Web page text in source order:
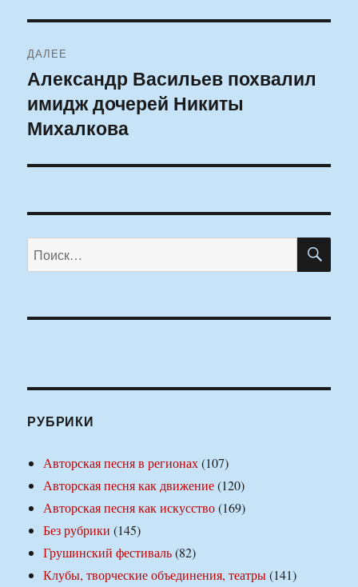
ДАЛЕЕ
Следующая
запись:
Александр Васильев похвалил
имидж дочерей Никиты
Михалкова
Искать:
РУБРИКИ
Авторская песня в регионах(107)
Авторская песня как движение(120)
Авторская песня как искусство(169)
Без рубрики (145)
Грушинский фестиваль(82)
Клубы, творческие объединения, театры(141)